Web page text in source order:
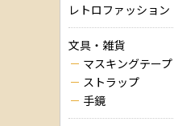
レトロファッション
文具・雑貨
マスキングテープ
ストラップ
手鏡